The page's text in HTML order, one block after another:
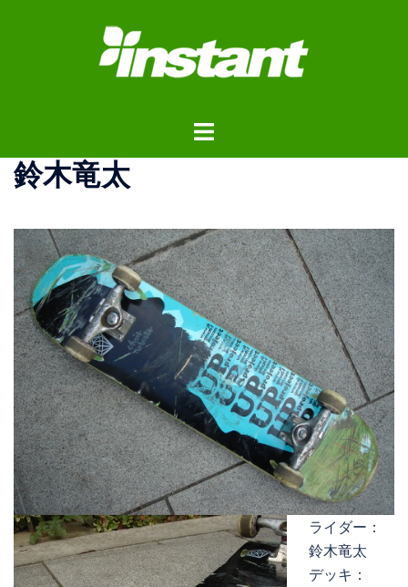
ス
ト
ュ
ー
鈴木竜太
ライダー：
鈴木竜太
デッキ：